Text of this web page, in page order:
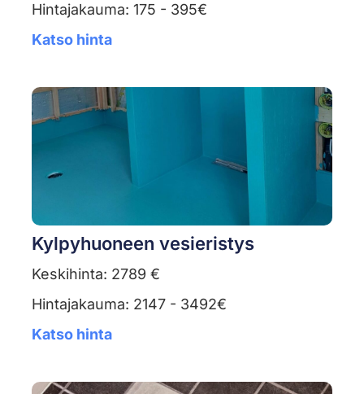
Hintajakauma: 175 - 395€
Katso hinta
Kylpyhuoneen vesieristys
Keskihinta: 2789 €
Hintajakauma: 2147 - 3492€
Katso hinta